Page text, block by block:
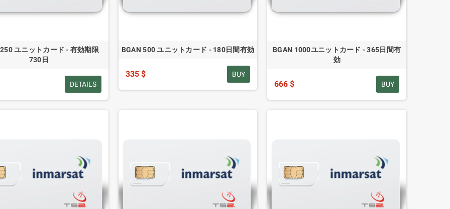
ユニットカード - 有効期限
730日
DETAILS
BGAN 500 ユニットカード - 180日間有効
335 $ BUY
BGAN 1000ユニットカード - 365日間有
効
666 $ BUY